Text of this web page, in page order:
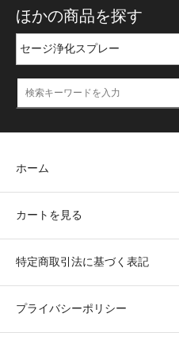
ほかの商品を探す
ホーム
カートを見る
特定商取引法に基づく表記
プライバシーポリシー